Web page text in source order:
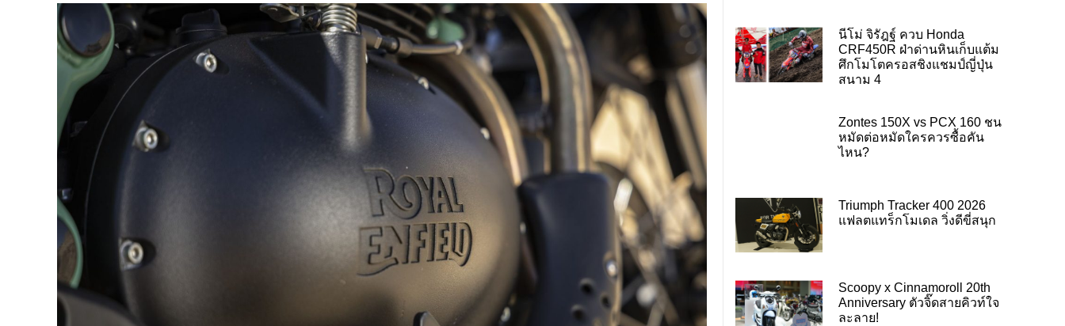
นีโม่ จิรัฎฐ์ ควบ Honda
CRF450R ฝ่าด่านหินเก็บแต้ม
ศึกโมโตครอสชิงแชมป์ญี่ปุ่น
สนาม 4
Zontes 150X vs PCX 160 ชน
หมัดต่อหมัดใครควรซื้อคัน
ไหน?
Triumph Tracker 400 2026
แฟลตแทร็กโมเดล วิ่งดีขี่สนุก
Scoopy x Cinnamoroll 20th
Anniversary ตัวจิ๊ดสายคิวท์ใจ
ละลาย!